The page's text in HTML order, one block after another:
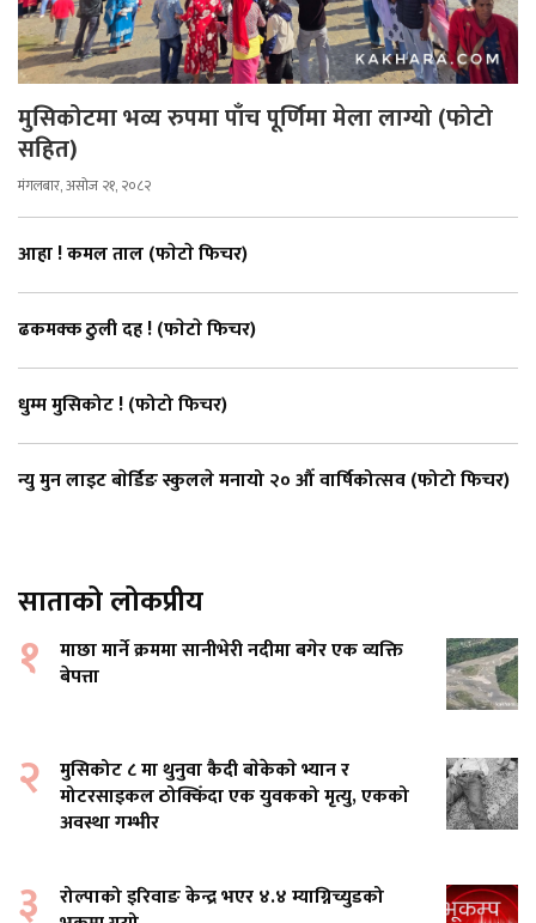
मुसिकोटमा भव्य रुपमा पाँच पूर्णिमा मेला लाग्यो (फोटो
सहित)
मंगलबार, असोज २१, २०८२
आहा ! कमल ताल (फाेटाे फिचर)
ढकमक्क ठुली दह ! (फाेटाे फिचर)
धुम्म मुसिकोट ! (फोटो फिचर)
न्यु मुन लाइट बाेर्डिङ स्कुलले मनायो २० औँ वार्षिकोत्सव (फोटो फिचर)
साताको लोकप्रीय
१
माछा मार्ने क्रममा सानीभेरी नदीमा बगेर एक व्यक्ति
बेपत्ता
२
मुसिकोट ८ मा थुनुवा कैदी बाेकेकाे भ्यान र
मोटरसाइकल ठोक्किँदा एक युवकको मृत्यु, एकको
अवस्था गम्भीर
३
रोल्पाको इरिवाङ केन्द्र भएर ४.४ म्याग्निच्युडको